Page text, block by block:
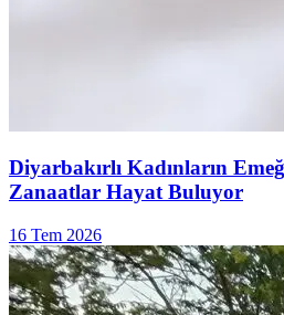
Diyarbakırlı Kadınların
Zanaatlar Hayat Buluyor
16 Tem 2026